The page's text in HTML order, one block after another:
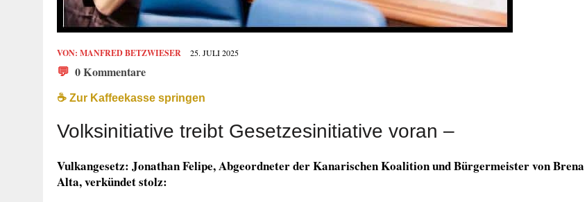
VON: MANFRED BETZWIESER 25. JULI 2025
💬 0 Kommentare
☕️ Zur Kaffeekasse springen
Volksinitiative treibt Gesetzesinitiative voran –
Vulkangesetz: Jonathan Felipe, Abgeordneter der Kanarischen Koalition und Bürgermeister von Brena
Alta, verkündet stolz: